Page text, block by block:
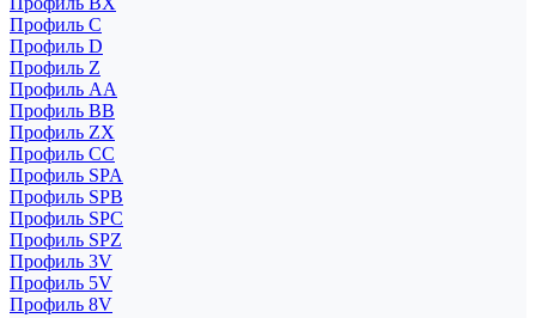
Профиль C
Профиль D
Профиль Z
Профиль АА
Профиль BB
Профиль ZX
Профиль CC
Профиль SPA
Профиль SPB
Профиль SPC
Профиль SPZ
Профиль 3V
Профиль 5V
Профиль 8V